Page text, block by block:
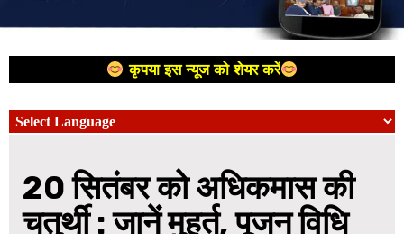
कृपया इस न्यूज को शेयर करें
20 सितंबर को अधिकमास की
चतुर्थी : जानें मुहूर्त, पूजन विधि